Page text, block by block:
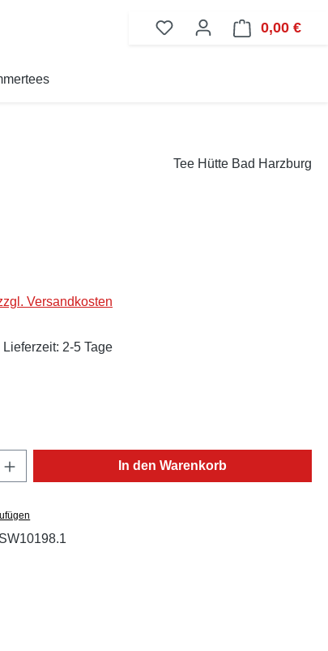
0,00 €
Tee Hütte Bad Harzburg
Versandkosten
2-5 Tage
Gib den gewünschten Wert ein
In den Warenkorb
SW10198.1